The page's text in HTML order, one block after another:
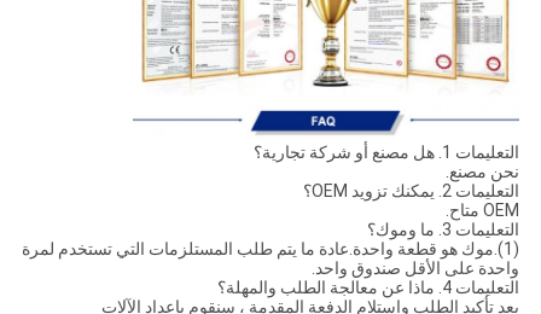
التعليمات 1. هل مصنع أو شركة تجارية؟
نحن مصنع.
التعليمات 2. يمكنك تزويد OEM؟
OEM متاح.
التعليمات 3. ما وموك؟
(1).موك هو قطعة واحدة.عادة ما يتم طلب المستلزمات التي تستخدم لمرة
واحدة على الأقل صندوق واحد.
التعليمات 4. ماذا عن معالجة الطلب والمهلة؟
بعد تأكيد الطلب واستلام الدفعة المقدمة ، سنقوم بإعداد الآلات